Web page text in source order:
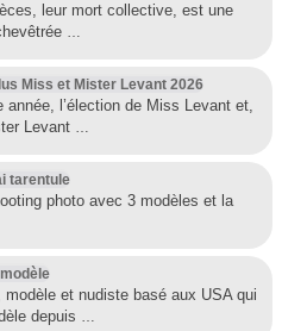
leur mort collective, est une
…
Miss et Mister Levant 2026
l’élection de Miss Levant et,
Levant …
tarentule
photo avec 3 modèles et la
et nudiste basé aux USA qui
depuis …